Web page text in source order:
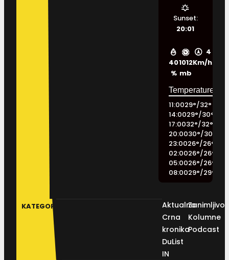
40
%
1012
mb
4
Km/h
Sunset:
20:01
11:0029°/32°
14:0029°/30°
17:0032°/32°
20:0030°/30
23:0026°/26°
02:0026°/26°
05:0026°/26°
08:0029°/29°
KATEGORIJE
Aktualno
Crna
kronika
DuList
IN
Kolumne
Podcast